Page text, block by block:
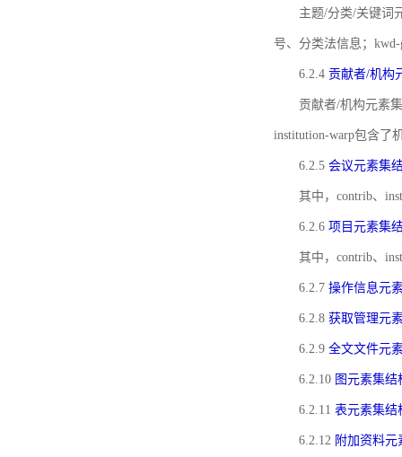
主题/分类/关键词
号、分类法信息；
6.2.4 贡献者/机构
贡献者/机构元素
institution-warp包含了
6.2.5 会议元素集
其中，contrib、
6.2.6 项目元素集
其中，contrib、
6.2.7 操作信息元
6.2.8 获取管理元
6.2.9 全文文件元
6.2.10 图元素集结
6.2.11 表元素集结
6.2.12 附加资料元